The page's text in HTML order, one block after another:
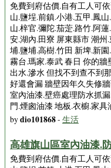
免費到府估價.自有工人可
山.鹽埕.前鎮.小港.五甲.鳳
山.梓官.彌陀.茄萣.路竹.阿
安.湖內.田寮 屏東縣市 潮州
埔.鹽埔.高樹.竹田 新埤.新
霧台.瑪家.泰武 春日 你的
出水.滲水 但找不到查不到
好還會漏 牆壁因年久失修
室內油漆.壁癌處理防水抓
門.煙囪油漆 地板.衣櫥.家具
bydio101868- 生活
高雄旗山區室內油漆.
免費到府估價.自有工人可